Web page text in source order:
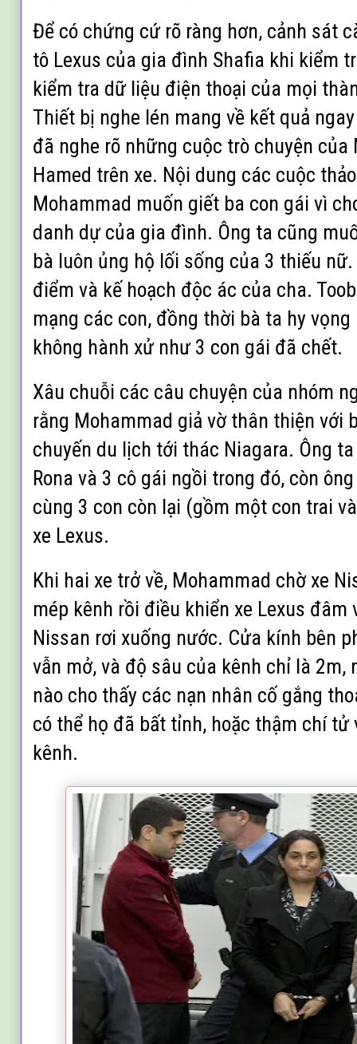
Để có chứng cứ rõ ràng hơn, cảnh sát
tô Lexus của gia đình Shafia khi kiểm
kiểm tra dữ liệu điện thoại của mọi
Thiết bị nghe lén mang về kết quả
đã nghe rõ những cuộc trò chuyện của
Hamed trên xe. Nội dung các cuộc
Mohammad muốn giết ba con gái vì
danh dự của gia đình. Ông ta cũng
bà luôn ủng hộ lối sống của 3 thiếu
điểm và kế hoạch độc ác của cha.
mạng các con, đồng thời bà ta hy
không hành xử như 3 con gái đã chết.
Xâu chuỗi các câu chuyện của nhóm
rằng Mohammad giả vờ thân thiện với
chuyến du lịch tới thác Niagara. Ông
Rona và 3 cô gái ngồi trong đó, còn
cùng 3 con còn lại (gồm một con trai
xe Lexus.
Khi hai xe trở về, Mohammad chờ xe
mép kênh rồi điều khiển xe Lexus đâm
Nissan rơi xuống nước. Cửa kính bên
vẫn mở, và độ sâu của kênh chỉ là 2m,
nào cho thấy các nạn nhân cố gắng
có thể họ đã bất tỉnh, hoặc thậm chí
kênh.